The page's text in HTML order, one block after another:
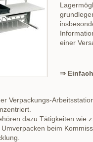
einer
⇒
Verpackungs-
dazu Tätigkeiten wie
beim